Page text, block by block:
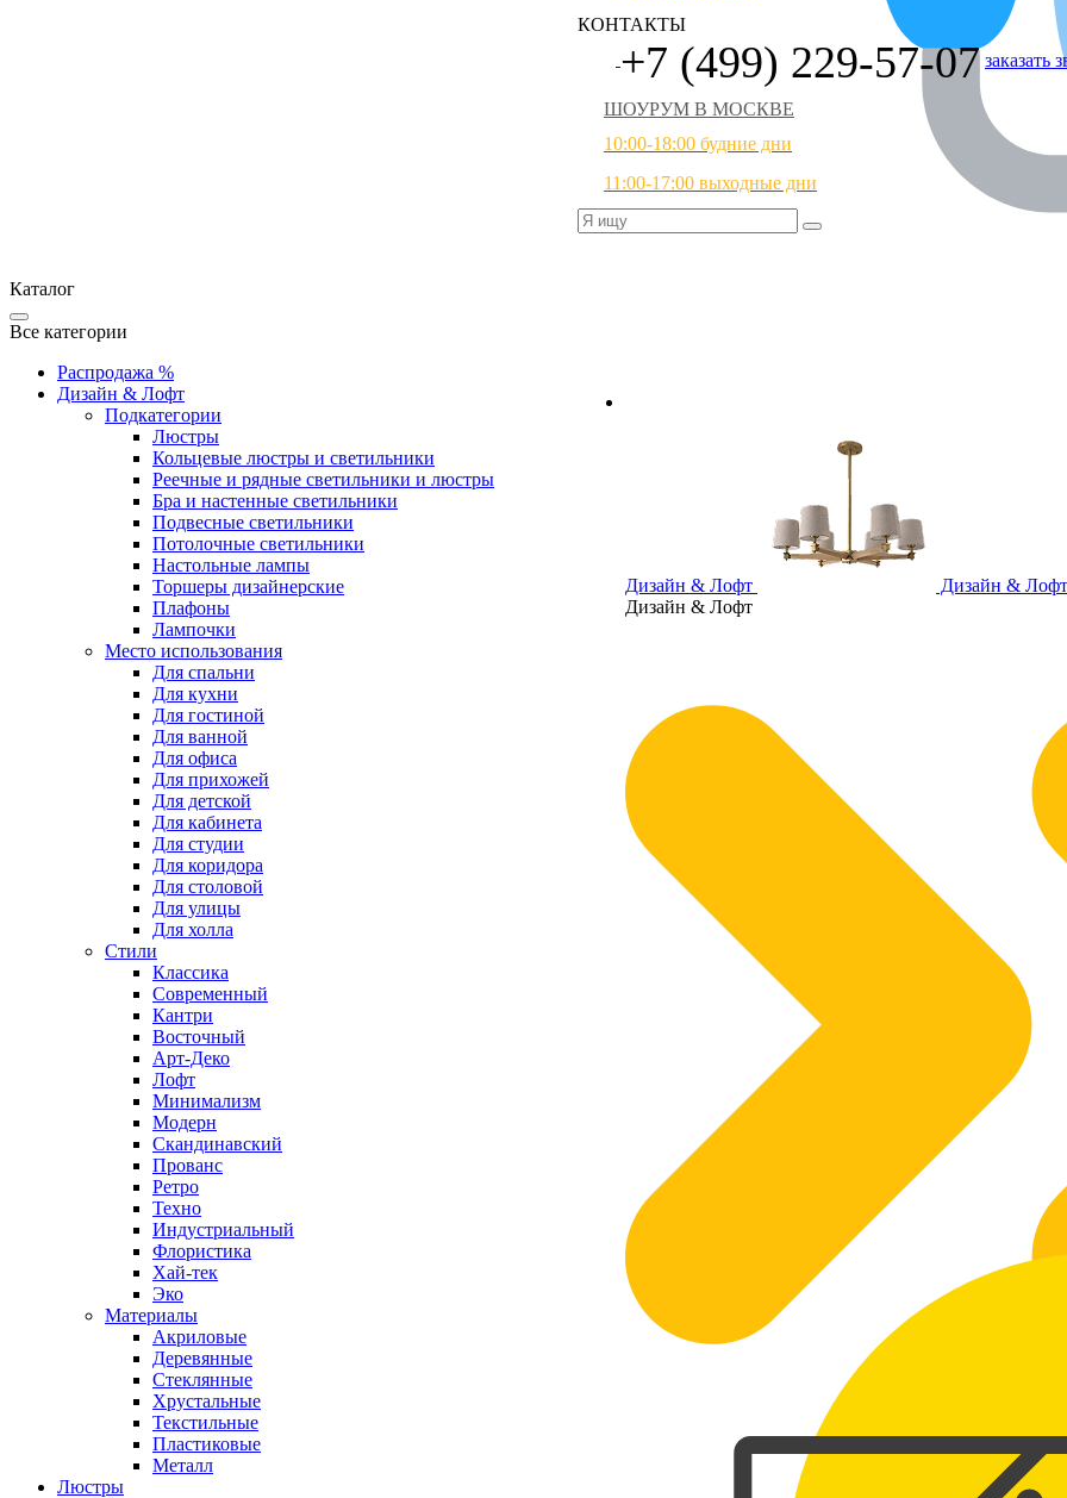
Дизайн & Лофт
Дизайн & Лофт
Дизайн & Лофт
КОНТАКТЫ
+7 (499) 229-57-07 заказать
ШОУРУМ В МОСКВЕ
10:00-18:00 будние дни
11:00-17:00 выходные дни
Каталог
Все категории
Распродажа %
Дизайн & Лофт
Подкатегории
Люстры
Кольцевые люстры и светильники
Реечные и рядные светильники и люстры
Бра и настенные светильники
Подвесные светильники
Потолочные светильники
Настольные лампы
Торшеры дизайнерские
Плафоны
Лампочки
Место использования
Для спальни
Для кухни
Для гостиной
Для ванной
Для офиса
Для прихожей
Для детской
Для кабинета
Для студии
Для коридора
Для столовой
Для улицы
Для холла
Стили
Классика
Современный
Кантри
Восточный
Арт-Деко
Лофт
Минимализм
Модерн
Скандинавский
Прованс
Ретро
Техно
Индустриальный
Флористика
Хай-тек
Эко
Материалы
Акриловые
Деревянные
Стеклянные
Хрустальные
Текстильные
Пластиковые
Металл
Люстры